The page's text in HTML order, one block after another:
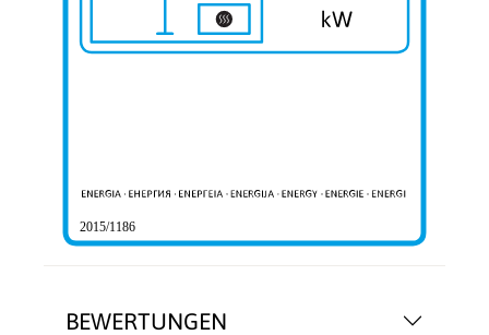
BEWERTUNGEN
2015/1186